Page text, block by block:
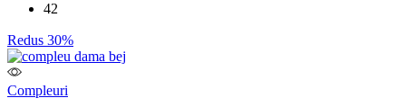
42
Redus 30%
Compleuri